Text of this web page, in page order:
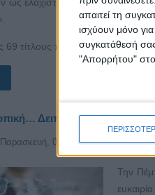
απαιτεί τη
ισχύουν μόνο
συγκατάθεσή
"Απορρήτου" στο
ως ελάχιστη συμβολή για
69 τίτλους που ήδη αναφέρθηκαν
Δειπνώντας στο
02 Μαρτίου 2018 09:01
Την